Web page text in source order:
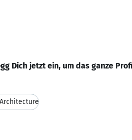
Dich jetzt ein, um das ganze